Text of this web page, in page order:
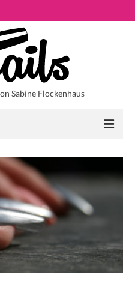
Sabine Flockenhaus